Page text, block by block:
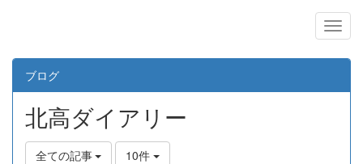
u
s
ブログ
北高ダイアリー
全ての記事 10件